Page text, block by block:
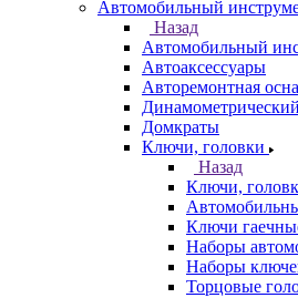
Автомобильный
Назад
Автомобильный
Автоаксессуары
Авторемонтная
Домкраты
Ключи, головки
Назад
Ключи,
Ключи
Наборы
Наборы
Торцовые